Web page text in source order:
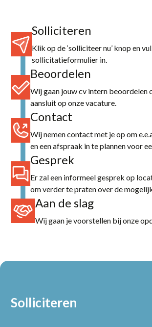
Solliciteren
Klik op de ‘solliciteer nu’ knop en
sollicitatieformulier in.
Beoordelen
Wij gaan jouw cv intern beoordelen
aansluit op onze vacature.
Contact
Wij nemen contact met je op om
en een afspraak in te plannen voor
Gesprek
Er zal een informeel gesprek op
om verder te praten over de
Aan de slag
Wij gaan je voorstellen bij onze
Solliciteren
category
Logistiek / Transport
Office / Commercieel
Productie
Techniek / Procesindustrie